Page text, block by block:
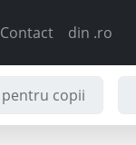
Contact din .ro
pentru copii